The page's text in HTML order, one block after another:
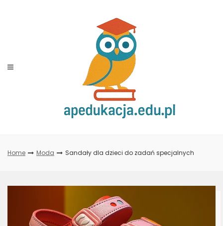
Home Moda Sandały dla dzieci do zadań specjalnych